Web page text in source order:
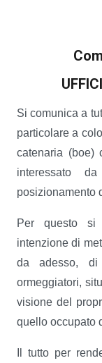
Si comunica a
particolare a
catenaria (boe)
interessato
posizionamento
Per questo si
intenzione di
da adesso, di
ormeggiatori,
visione del
quello occupato
Il tutto per